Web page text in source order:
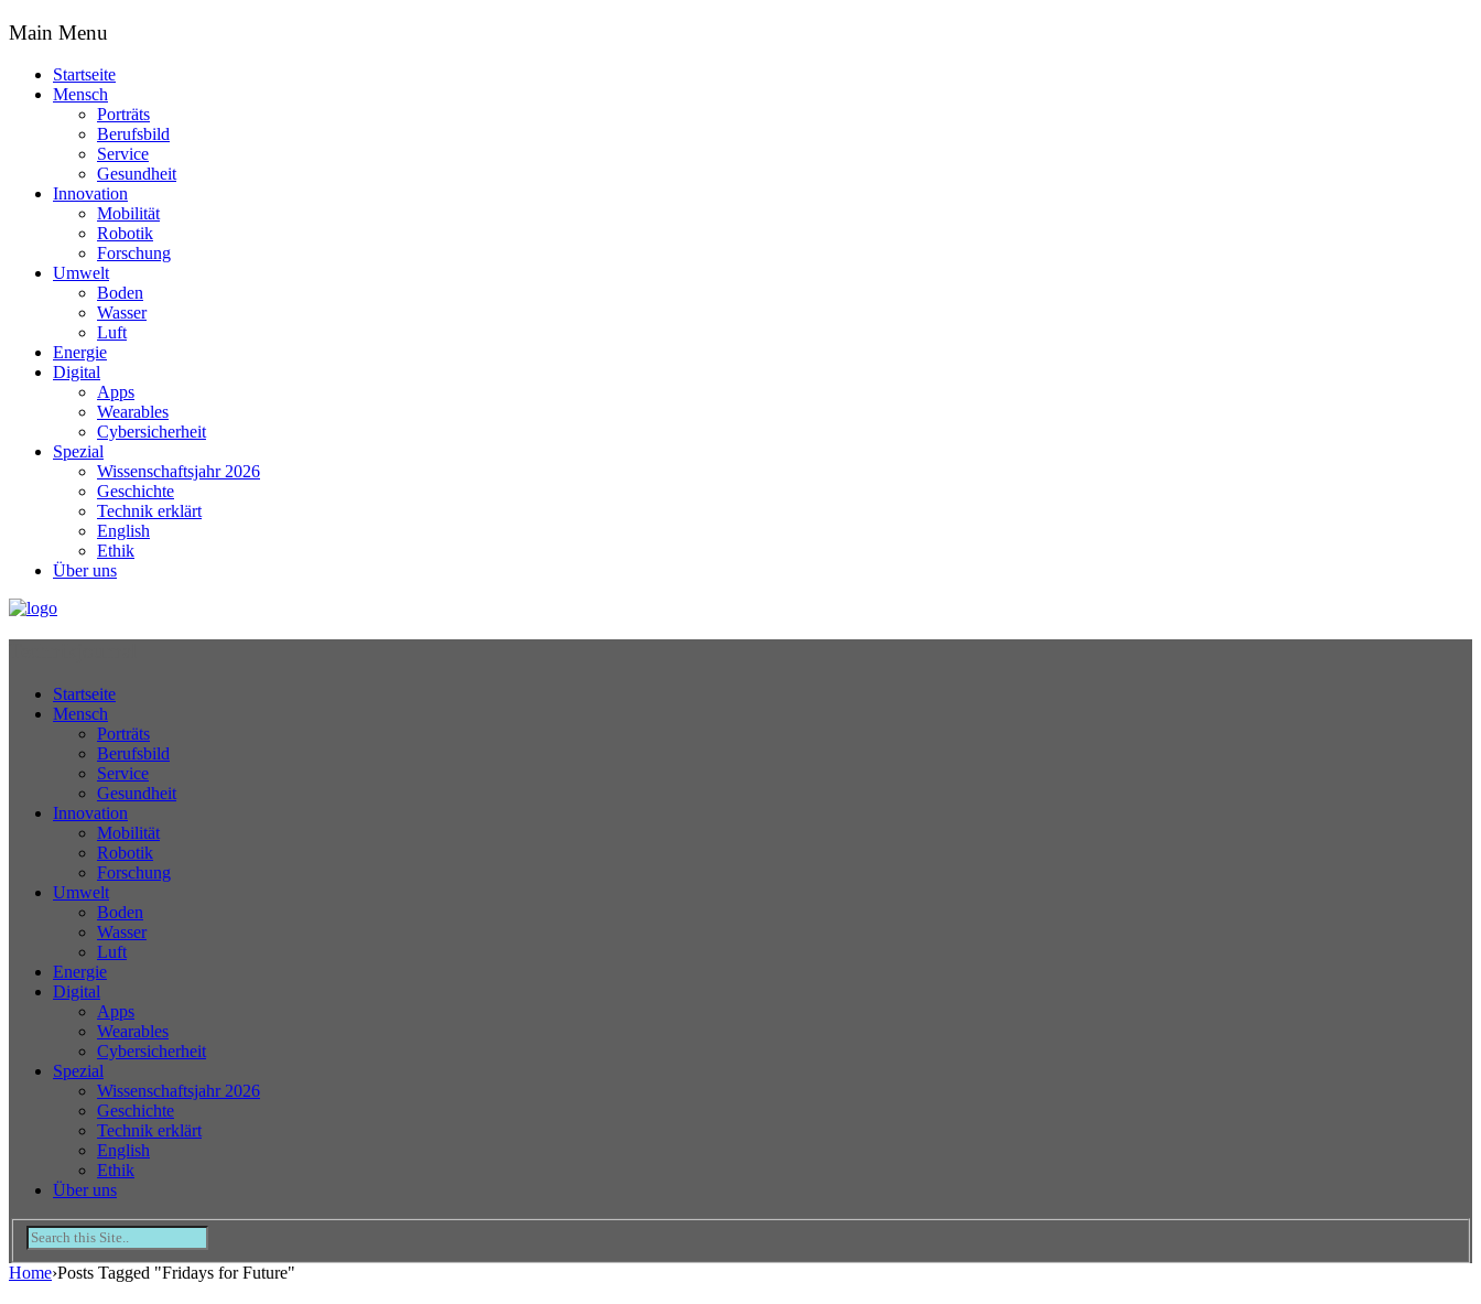
Main Menu
Startseite
Mensch
Porträts
Berufsbild
Service
Gesundheit
Innovation
Mobilität
Robotik
Forschung
Umwelt
Boden
Wasser
Luft
Energie
Digital
Apps
Wearables
Cybersicherheit
Spezial
Wissenschaftsjahr 2026
Geschichte
Technik erklärt
English
Ethik
Über uns
Startseite
Mensch
Porträts
Berufsbild
Service
Gesundheit
Innovation
Mobilität
Robotik
Forschung
Umwelt
Boden
Wasser
Luft
Energie
Digital
Apps
Wearables
Cybersicherheit
Spezial
Wissenschaftsjahr 2026
Geschichte
Technik erklärt
English
Ethik
Über uns
Home›Posts Tagged "Fridays for Future"